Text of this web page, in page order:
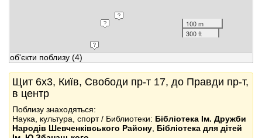
100 m
300 ft
об'єкти поблизу (4)
Щит 6x3, Київ, Свободи пр-т 17, до Правди пр-т,
в центр
Поблизу знаходяться:
Наука, культура, спорт / Библиотеки: Бібліотека Ім. Дружби
Народів Шевченківського Району Бібліотека для дітей